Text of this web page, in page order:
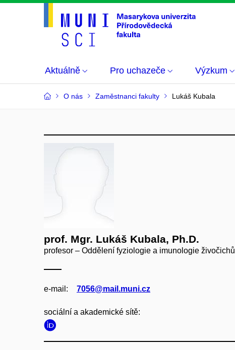
Aktuálně Pro uchazeče Výzkum
O nás Zaměstnanci fakulty Lukáš Kubala
prof. Mgr. Lukáš Kubala, Ph.D.
profesor – Oddělení fyziologie a imunologie živočichů
e‑mail: 7056@mail.muni.cz
sociální a akademické sítě: